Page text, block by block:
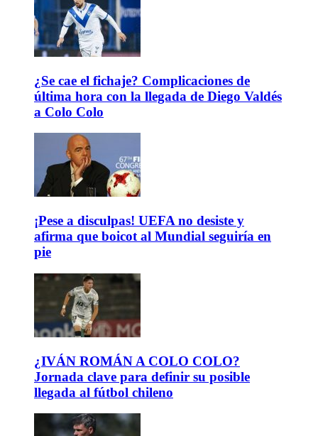
¿Se cae el fichaje? Complicaciones de
última hora con la llegada de Diego Valdés
a Colo Colo
¡Pese a disculpas! UEFA no desiste y
afirma que boicot al Mundial seguiría en
pie
¿IVÁN ROMÁN A COLO COLO?
Jornada clave para definir su posible
llegada al fútbol chileno